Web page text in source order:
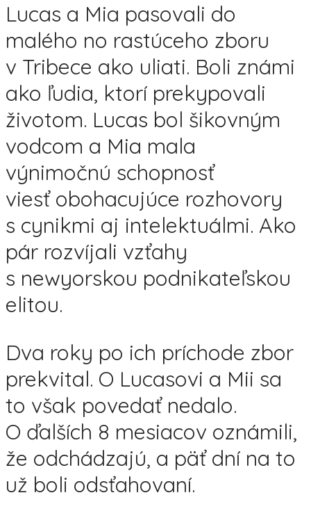
Lucas a Mia pasovali do
malého no rastúceho zboru
v Tribece ako uliati. Boli známi
ako ľudia, ktorí prekypovali
životom. Lucas bol šikovným
vodcom a Mia mala
výnimočnú schopnosť
viesť obohacujúce rozhovory
s cynikmi aj intelektuálmi. Ako
pár rozvíjali vzťahy
s newyorskou podnikateľskou
elitou.
Dva roky po ich príchode zbor
prekvital. O Lucasovi a Mii sa
to však povedať nedalo.
O ďalších 8 mesiacov oznámili,
že odchádzajú, a päť dní na to
už boli odsťahovaní.